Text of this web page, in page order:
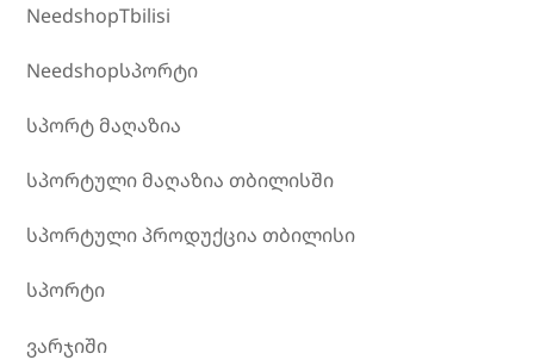
NeedshopTbilisi
Needshopსპორტი
სპორტ მაღაზია
სპორტული მაღაზია თბილისში
სპორტული პროდუქცია თბილისი
სპორტი
ვარჯიში